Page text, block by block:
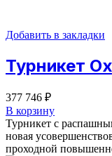
Добавить в закладки
Турникет
377 746 ₽
В корзину
Турникет с
новая
проходной